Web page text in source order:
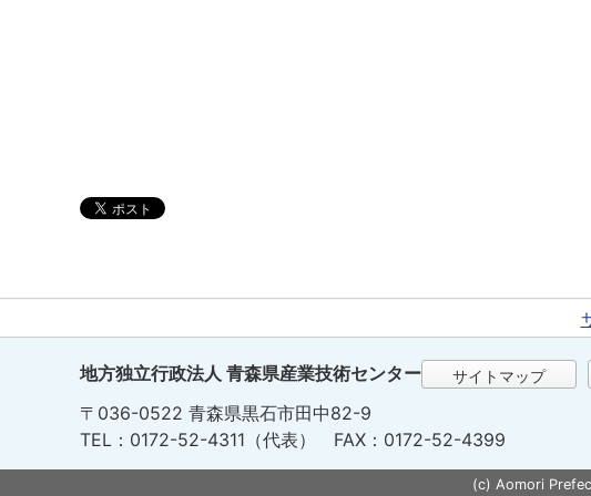
地方独立行政法人 青森県産業技術センター サイトマップ
〒036-0522 青森県黒石市田中82-9
TEL：0172-52-4311（代表） FAX：0172-52-4399
(c) Aomori